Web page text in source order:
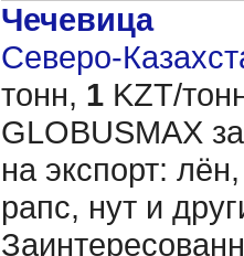
Чечевица
Северо-
тонн, 1 KZT/
GLOBUSMAX
на экспорт:
рапс, нут и